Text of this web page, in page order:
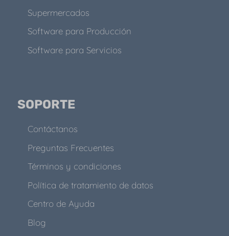
Supermercados
Software para Producción
Software para Servicios
SOPORTE
Contáctanos
Preguntas Frecuentes
Términos y condiciones
Política de tratamiento de datos
Centro de Ayuda
Blog